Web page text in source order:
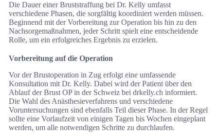
Die Dauer einer Bruststraffung bei Dr. Kelly umfasst
verschiedene Phasen, die sorgfältig koordiniert werden müssen.
Beginnend mit der Vorbereitung zur Operation bis hin zu den
Nachsorgemaßnahmen, jeder Schritt spielt eine entscheidende
Rolle, um ein erfolgreiches Ergebnis zu erzielen.
Vorbereitung auf die Operation
Vor der Brustoperation in Zug erfolgt eine umfassende
Konsultation mit Dr. Kelly. Dabei wird der Patient über den
Ablauf der Brust OP in der Schweiz bei drkelly.ch informiert.
Die Wahl des Anästhesieverfahrens und verschiedene
Voruntersuchungen sind ebenfalls Teil dieser Phase. In der Regel
sollte eine Vorlaufzeit von einigen Tagen bis Wochen eingeplant
werden, um alle notwendigen Schritte zu durchlaufen.